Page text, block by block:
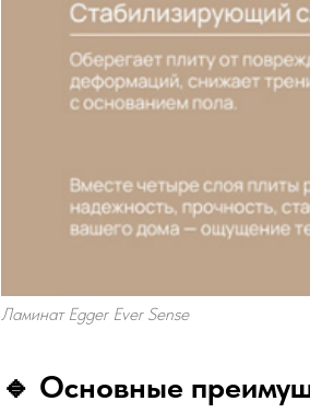
Ламинат Egger Ever Sense
🔹 Основные